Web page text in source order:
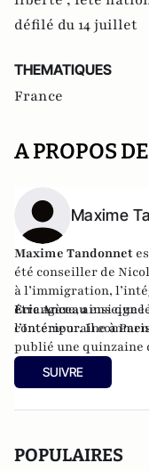
défilé du 14 juillet
THEMATIQUES
France
A PROPOS
Maxime
Maxime Tandonnet
été conseiller de
à l’immigration,
étrangère, ainsi que
l’Intérieur. Il
Eric Anceauenseigne
contemporaine à
publié une quinzaine
Révolution française
SUIVRE
POPULAIRES